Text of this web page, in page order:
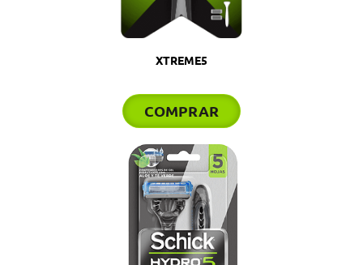
XTREME5
COMPRAR